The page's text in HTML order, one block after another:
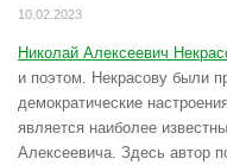
10.02.2023
Николай Алексеевич
и поэтом. Некрасову были
демократические
является наиболее
Алексеевича. Здесь автор